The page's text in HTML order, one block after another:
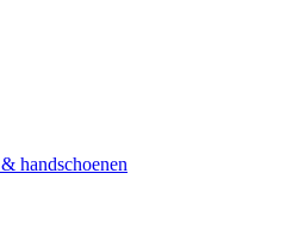
handschoenen